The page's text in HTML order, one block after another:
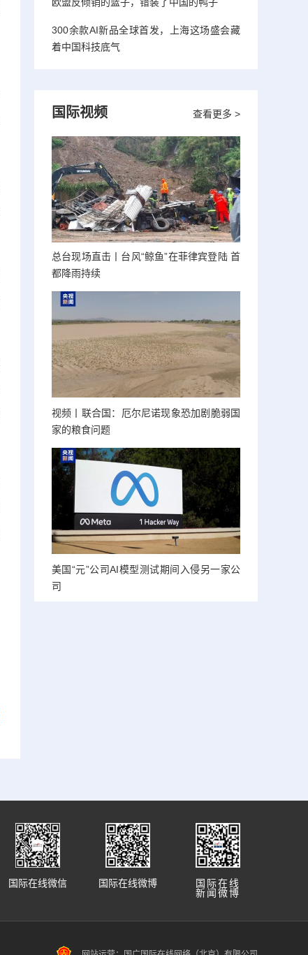
300余款AI新品全球首发，上海这场盛会藏
着中国科技底气
查看更多 >
国际视频
总台现场直击丨台风“鲸鱼”在菲律宾登陆 首
都降雨持续
视频丨联合国：厄尔尼诺现象恐加剧脆弱国
家的粮食问题
美国“元”公司AI模型测试期间入侵另一家公
司
国际在线
新闻微博
国际在线微博
国际在线微信